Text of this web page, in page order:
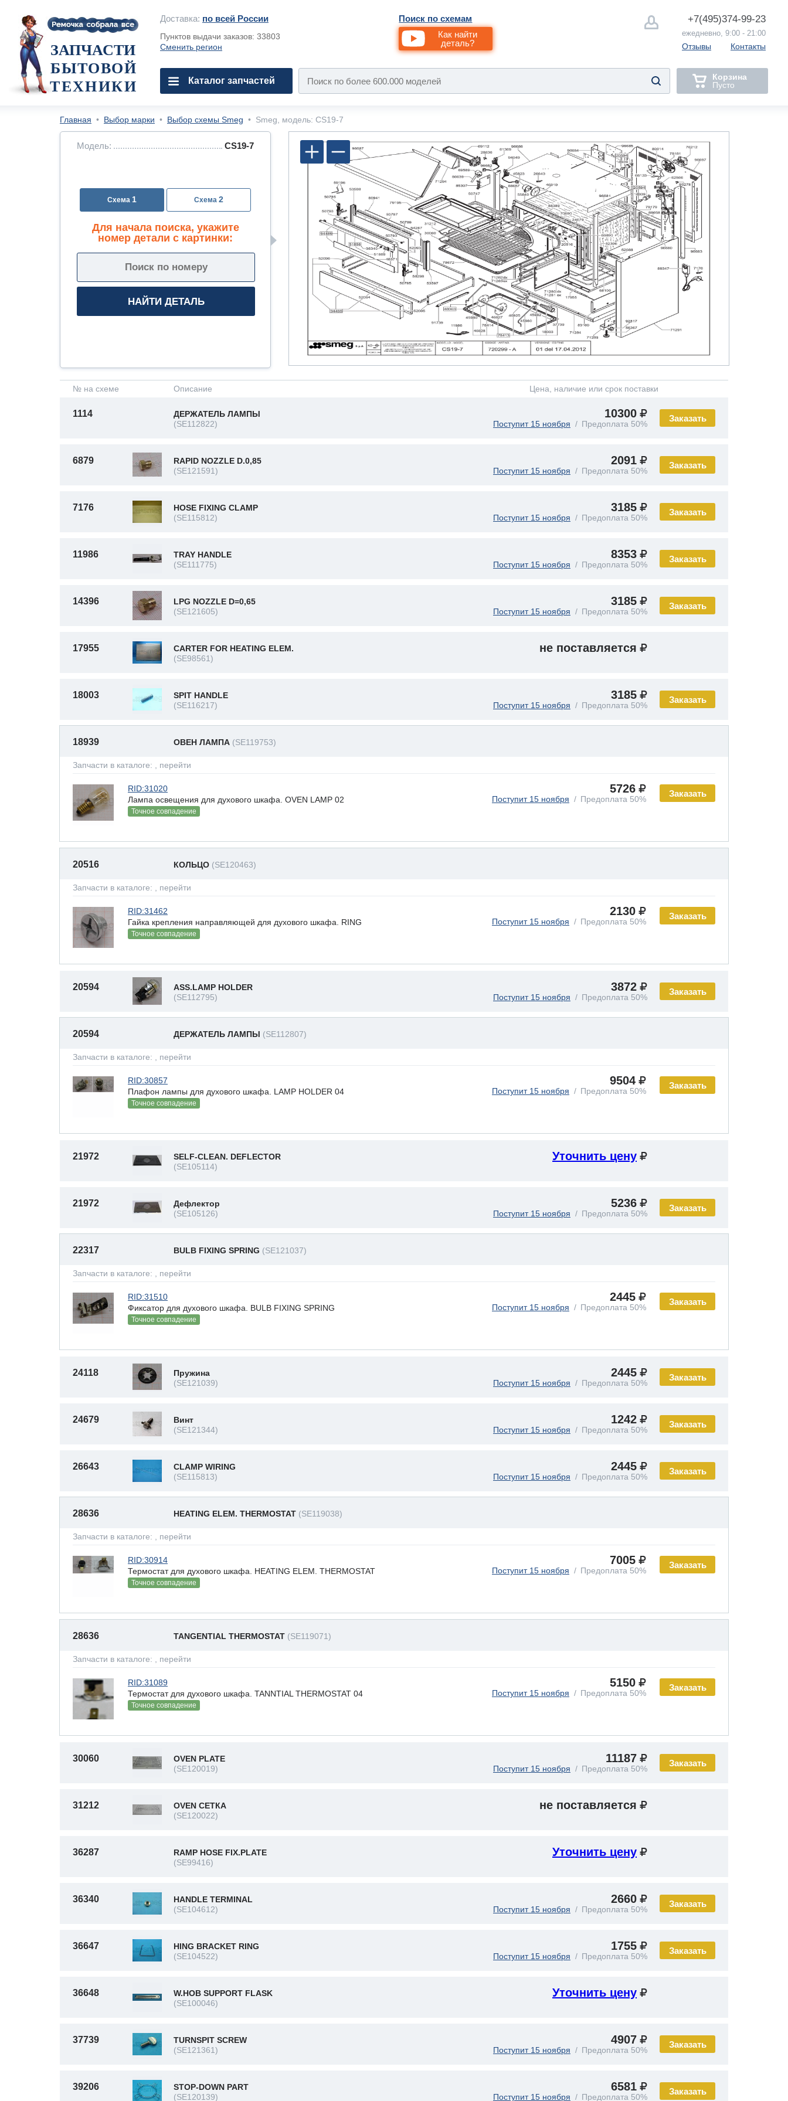
Доставка: по всей России
Пунктов выдачи заказов: 33803
Сменить регион
Поиск по схемам
Как найти
деталь?
+7(495)374-99-23
ежедневно, 9:00 - 21:00
Отзывы Контакты
ЗАПЧАСТИ
БЫТОВОЙ
ТЕХНИКИ
Каталог запчастей
Корзина
Пусто
Главная • Выбор марки • Выбор схемы Smeg • Smeg, модель: CS19-7
Модель: CS19-7
1 2
Для начала поиска, укажите
номер детали с картинки:
№ на схеме Описание Цена, наличие или срок поставки
Заказать
1114
ДЕРЖАТЕЛЬ ЛАМПЫ
(SE112822)
10300
Поступит 15 ноября Предоплата 50%
Заказать
6879
RAPID NOZZLE D.0,85
(SE121591)
2091
Поступит 15 ноября Предоплата 50%
Заказать
7176
HOSE FIXING CLAMP
(SE115812)
3185
Поступит 15 ноября Предоплата 50%
Заказать
11986
TRAY HANDLE
(SE111775)
8353
Поступит 15 ноября Предоплата 50%
Заказать
14396
LPG NOZZLE D=0,65
(SE121605)
3185
Поступит 15 ноября Предоплата 50%
17955
CARTER FOR HEATING ELEM.
(SE98561)
не поставляется
Заказать
18003
SPIT HANDLE
(SE116217)
3185
Поступит 15 ноября Предоплата 50%
18939 ОВЕН ЛАМПА (SE119753)
Запчасти в каталоге: , перейти
Заказать
RID:31020
Лампа освещения для духового шкафа. OVEN LAMP 02
Точное совпадение
5726
Поступит 15 ноября Предоплата 50%
20516 КОЛЬЦО (SE120463)
Запчасти в каталоге: , перейти
Заказать
RID:31462
Гайка крепления направляющей для духового шкафа. RING
Точное совпадение
2130
Поступит 15 ноября Предоплата 50%
Заказать
20594
ASS.LAMP HOLDER
(SE112795)
3872
Поступит 15 ноября Предоплата 50%
20594 ДЕРЖАТЕЛЬ ЛАМПЫ (SE112807)
Запчасти в каталоге: , перейти
Заказать
RID:30857
Плафон лампы для духового шкафа. LAMP HOLDER 04
Точное совпадение
9504
Поступит 15 ноября Предоплата 50%
21972
SELF-CLEAN. DEFLECTOR
(SE105114)
Уточнить цену
Заказать
21972
Дефлектор
(SE105126)
5236
Поступит 15 ноября Предоплата 50%
22317 BULB FIXING SPRING (SE121037)
Запчасти в каталоге: , перейти
Заказать
RID:31510
Фиксатор для духового шкафа. BULB FIXING SPRING
Точное совпадение
2445
Поступит 15 ноября Предоплата 50%
Заказать
24118
Пружина
(SE121039)
2445
Поступит 15 ноября Предоплата 50%
Заказать
24679
Винт
(SE121344)
1242
Поступит 15 ноября Предоплата 50%
Заказать
26643
CLAMP WIRING
(SE115813)
2445
Поступит 15 ноября Предоплата 50%
28636 HEATING ELEM. THERMOSTAT (SE119038)
Запчасти в каталоге: , перейти
Заказать
RID:30914
Термостат для духового шкафа. HEATING ELEM. THERMOSTAT
Точное совпадение
7005
Поступит 15 ноября Предоплата 50%
28636 TANGENTIAL THERMOSTAT (SE119071)
Запчасти в каталоге: , перейти
Заказать
RID:31089
Термостат для духового шкафа. TANNTIAL THERMOSTAT 04
Точное совпадение
5150
Поступит 15 ноября Предоплата 50%
Заказать
30060
OVEN PLATE
(SE120019)
11187
Поступит 15 ноября Предоплата 50%
31212
OVEN СЕТКА
(SE120022)
не поставляется
36287
RAMP HOSE FIX.PLATE
(SE99416)
Уточнить цену
Заказать
36340
HANDLE TERMINAL
(SE104612)
2660
Поступит 15 ноября Предоплата 50%
Заказать
36647
HING BRACKET RING
(SE104522)
1755
Поступит 15 ноября Предоплата 50%
36648
W.HOB SUPPORT FLASK
(SE100046)
Уточнить цену
Заказать
37739
TURNSPIT SCREW
(SE121361)
4907
Поступит 15 ноября Предоплата 50%
Заказать
39206
STOP-DOWN PART
(SE120139)
6581
Поступит 15 ноября Предоплата 50%